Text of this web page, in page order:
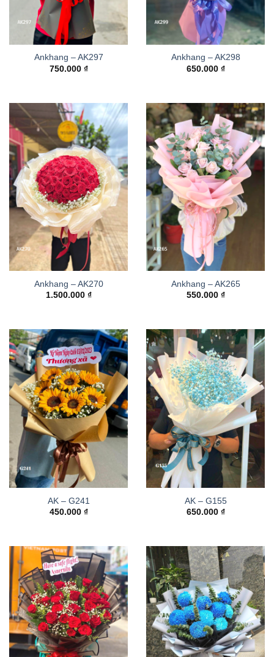
Ankhang – AK297
750.000 ₫
Ankhang – AK298
650.000 ₫
Ankhang – AK270
1.500.000 ₫
Ankhang – AK265
550.000 ₫
AK – G241
450.000 ₫
AK – G155
650.000 ₫